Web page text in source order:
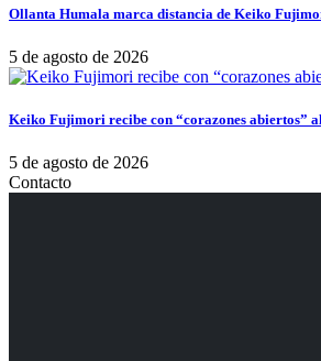
Ollanta Humala marca distancia de Keiko
5 de agosto de 2026
Keiko Fujimori recibe con “corazones abiertos”
5 de agosto de 2026
Contacto